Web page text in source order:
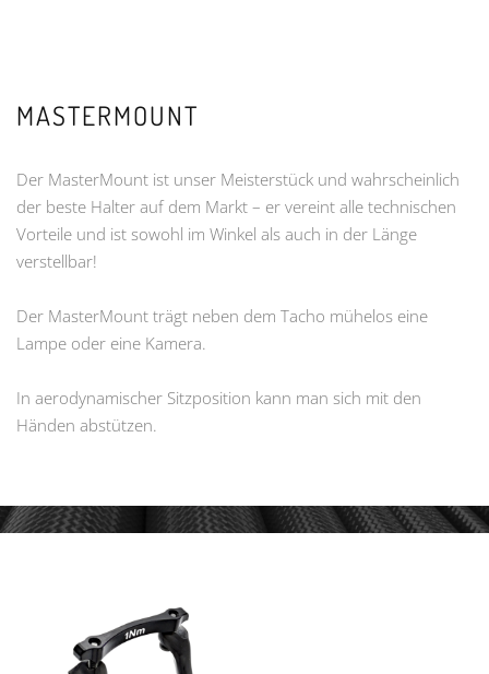
MASTERMOUNT
Der MasterMount ist unser Meisterstück und wahrscheinlich
der beste Halter auf dem Markt – er vereint alle technischen
Vorteile und ist sowohl im Winkel als auch in der Länge
verstellbar!
Der MasterMount trägt neben dem Tacho mühelos eine
Lampe oder eine Kamera.
In aerodynamischer Sitzposition kann man sich mit den
Händen abstützen.